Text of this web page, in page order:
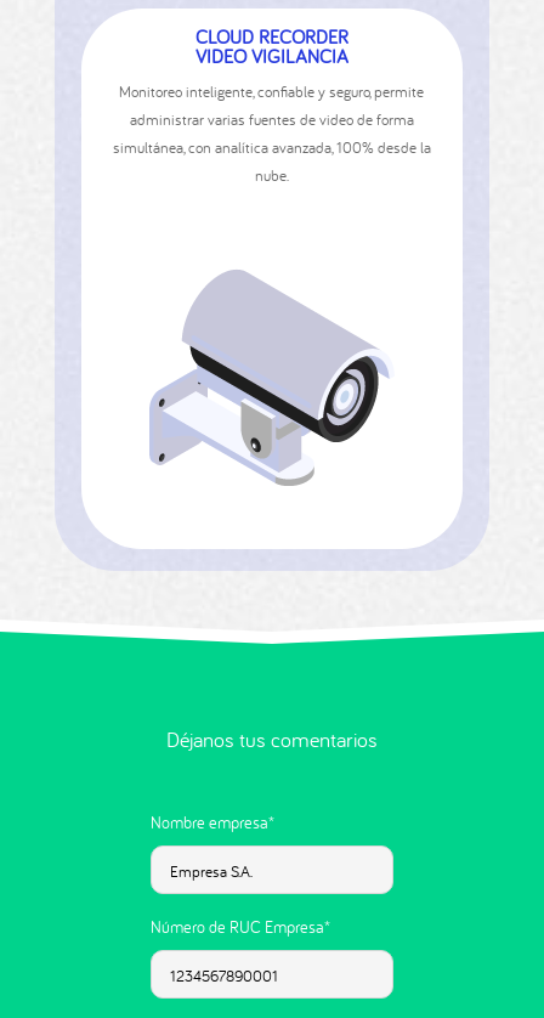
CLOUD RECORDER
VIDEO VIGILANCIA
Monitoreo inteligente, conﬁable y seguro, permite
administrar varias fuentes de video de forma
simultánea, con analítica avanzada, 100% desde la
nube.
Déjanos tus comentarios
Nombre empresa*
Número de RUC Empresa*